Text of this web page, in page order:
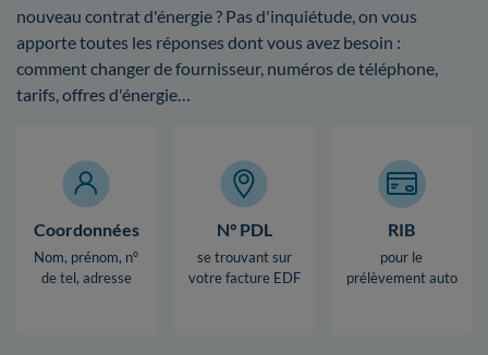
nouveau contrat d'énergie ? Pas d'inquiétude, on vous
apporte toutes les réponses dont vous avez besoin :
comment changer de fournisseur, numéros de téléphone,
tarifs, offres d'énergie…
Coordonnées
Nom, prénom, n°
de tel, adresse
N° PDL
se trouvant sur
votre facture EDF
RIB
pour le
prélèvement auto